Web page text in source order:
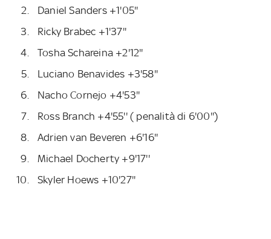
Daniel Sanders +1'05''
Ricky Brabec +1'37''
Tosha Schareina +2'12''
Luciano Benavides +3'58''
Nacho Cornejo +4'53''
Ross Branch +4'55'' ( penalità di 6'00'')
Adrien van Beveren +6'16''
Michael Docherty +9'17''
Skyler Hoews +10'27''